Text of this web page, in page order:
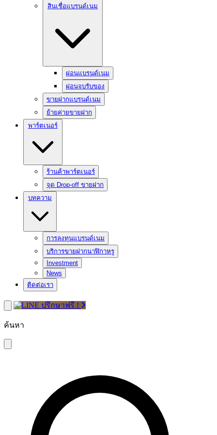
สินเชื่อแบรนด์เนม
ผ่อนแบรนด์เนม
ผ่อนจบรับของ
ขายฝากแบรนด์เนม
ย้ายค่ายขายฝาก
พาร์ตเนอร์
ร้านค้าพาร์ตเนอร์
จุด Drop-off ขายฝาก
บทความ
การลงทุนแบรนด์เนม
บริการขายฝากนาฬิกาหรู
Investment
News
ติดต่อเรา
ปรึกษาฟรี !
ค้นหา